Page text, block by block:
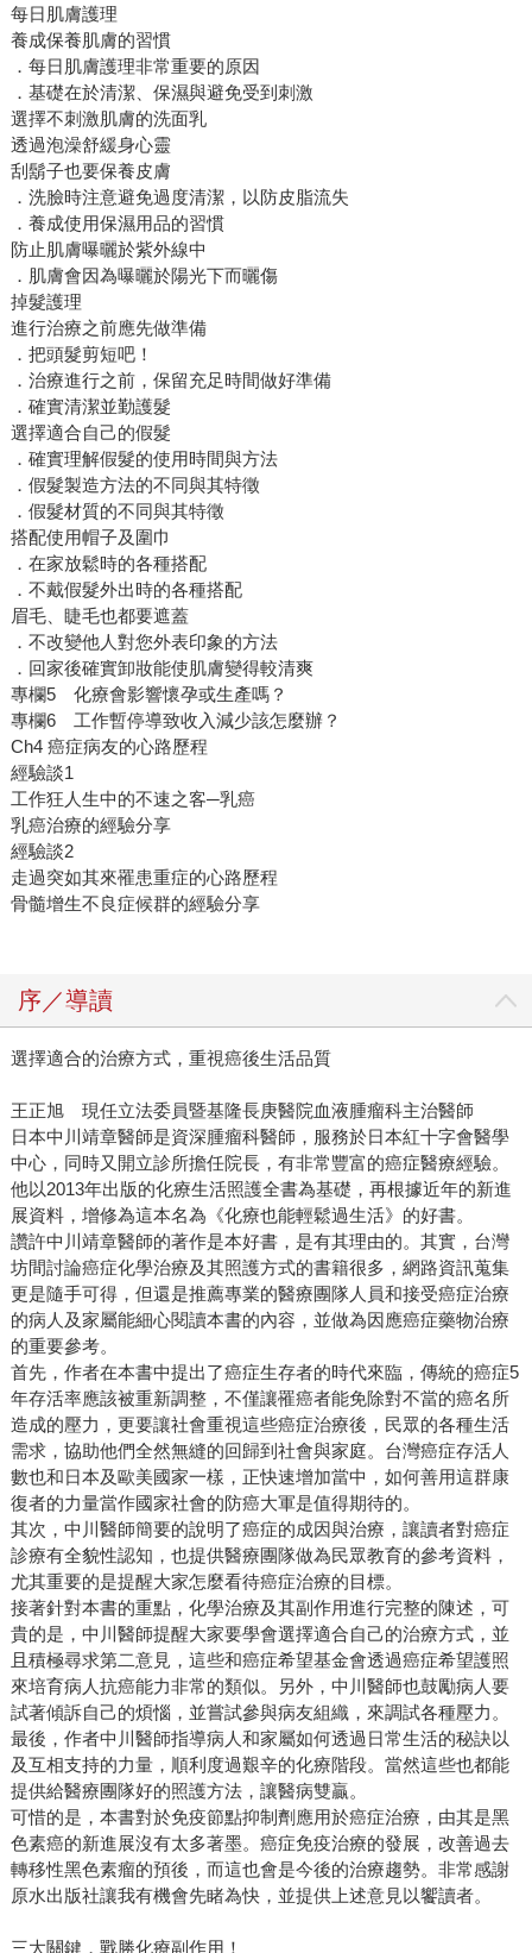
每日肌膚護理
養成保養肌膚的習慣
．每日肌膚護理非常重要的原因
．基礎在於清潔、保濕與避免受到刺激
選擇不刺激肌膚的洗面乳
透過泡澡舒緩身心靈
刮鬍子也要保養皮膚
．洗臉時注意避免過度清潔，以防皮脂流失
．養成使用保濕用品的習慣
防止肌膚曝曬於紫外線中
．肌膚會因為曝曬於陽光下而曬傷
掉髮護理
進行治療之前應先做準備
．把頭髮剪短吧！
．治療進行之前，保留充足時間做好準備
．確實清潔並勤護髮
選擇適合自己的假髮
．確實理解假髮的使用時間與方法
．假髮製造方法的不同與其特徵
．假髮材質的不同與其特徵
搭配使用帽子及圍巾
．在家放鬆時的各種搭配
．不戴假髮外出時的各種搭配
眉毛、睫毛也都要遮蓋
．不改變他人對您外表印象的方法
．回家後確實卸妝能使肌膚變得較清爽
專欄5 化療會影響懷孕或生產嗎？
專欄6 工作暫停導致收入減少該怎麼辦？
Ch4 癌症病友的心路歷程
經驗談1
工作狂人生中的不速之客─乳癌
乳癌治療的經驗分享
經驗談2
走過突如其來罹患重症的心路歷程
骨髓增生不良症候群的經驗分享
序／導讀
選擇適合的治療方式，重視癌後生活品質
王正旭 現任立法委員暨基隆長庚醫院血液腫瘤科主治醫師
日本中川靖章醫師是資深腫瘤科醫師，服務於日本紅十字會醫學
中心，同時又開立診所擔任院長，有非常豐富的癌症醫療經驗。
他以2013年出版的化療生活照護全書為基礎，再根據近年的新進
展資料，增修為這本名為《化療也能輕鬆過生活》的好書。
讚許中川靖章醫師的著作是本好書，是有其理由的。其實，台灣
坊間討論癌症化學治療及其照護方式的書籍很多，網路資訊蒐集
更是隨手可得，但還是推薦專業的醫療團隊人員和接受癌症治療
的病人及家屬能細心閱讀本書的內容，並做為因應癌症藥物治療
的重要參考。
首先，作者在本書中提出了癌症生存者的時代來臨，傳統的癌症5
年存活率應該被重新調整，不僅讓罹癌者能免除對不當的癌名所
造成的壓力，更要讓社會重視這些癌症治療後，民眾的各種生活
需求，協助他們全然無縫的回歸到社會與家庭。台灣癌症存活人
數也和日本及歐美國家一樣，正快速增加當中，如何善用這群康
復者的力量當作國家社會的防癌大軍是值得期待的。
其次，中川醫師簡要的說明了癌症的成因與治療，讓讀者對癌症
診療有全貌性認知，也提供醫療團隊做為民眾教育的參考資料，
尤其重要的是提醒大家怎麼看待癌症治療的目標。
接著針對本書的重點，化學治療及其副作用進行完整的陳述，可
貴的是，中川醫師提醒大家要學會選擇適合自己的治療方式，並
且積極尋求第二意見，這些和癌症希望基金會透過癌症希望護照
來培育病人抗癌能力非常的類似。另外，中川醫師也鼓勵病人要
試著傾訴自己的煩惱，並嘗試參與病友組織，來調試各種壓力。
最後，作者中川醫師指導病人和家屬如何透過日常生活的秘訣以
及互相支持的力量，順利度過艱辛的化療階段。當然這些也都能
提供給醫療團隊好的照護方法，讓醫病雙贏。
可惜的是，本書對於免疫節點抑制劑應用於癌症治療，由其是黑
色素癌的新進展沒有太多著墨。癌症免疫治療的發展，改善過去
轉移性黑色素瘤的預後，而這也會是今後的治療趨勢。非常感謝
原水出版社讓我有機會先睹為快，並提供上述意見以饗讀者。
三大關鍵，戰勝化療副作用！